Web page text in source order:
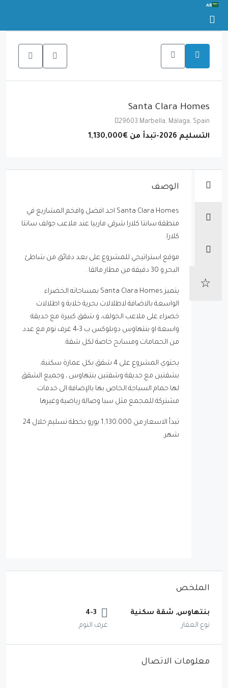
AR
Santa Clara Homes
29603 Marbella, Málaga, Spain
التسليم 2026-تبدأ من €1,130,000
الوصف
Santa Clara Homes احد افضل وافخم المشاريع في
منطقة سانتا كلارا شرقي ماربيا عند ملاعب جولف سانتا
كلارا.
موقع استراتيجي للمشروع على بعد دقائق من شاطئ
البحر و 30 دقيقة من مطار مالقا .
يتميز Santa Clara Homes بمساحاته الخضراء
الواسعة بالاضافة لاطلالات بحرية خلابة و اطلالات
خضراء على ملاعب الجولف، و شقق كبيرة مع حديقة
واسعة او بنتهاوس دوبلوكس ب 3-4 غرف نوم مع عدد
من الحمامات ومسابح خاصة لكل شقة.
يحتوي المشروع على 4 شقق بكل عمارة سكنية،
بشقتين مع حديقة وشقتين بنتهاوس ، وجميع الشقق
لها حمام السباحة الخاص بها بالإضافة الى خدمات
مشتركة للمجمع مثل سبا وصالة رياضية وغيرها
تبدأ الاسعار من 1,130,000 يورو بخطة تسليم خلال 24
شهر.
الملخص
بنتهاوس, شقة سكنية
نوع العقار
4-3
غرف النوم
معلومات الاتصال